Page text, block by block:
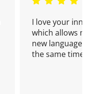
I love your
which allows
new language
the same time!